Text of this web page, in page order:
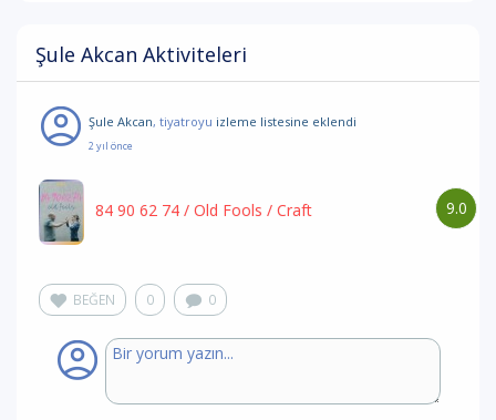
Şule Akcan Aktiviteleri
Şule Akcan, tiyatroyu izleme listesine eklendi
2 yıl önce
9.0
84 90 62 74 / Old Fools / Craft
BEĞEN 0 0